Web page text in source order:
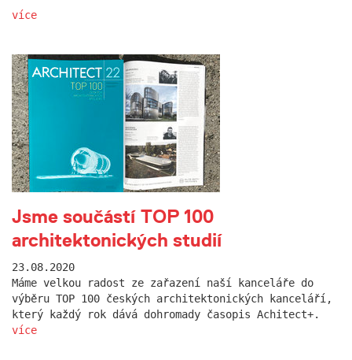
více
Jsme součástí TOP 100
architektonických studií
23.08.2020
Máme velkou radost ze zařazení naší kanceláře do
výběru TOP 100 českých architektonických kanceláří,
který každý rok dává dohromady časopis Achitect+.
více